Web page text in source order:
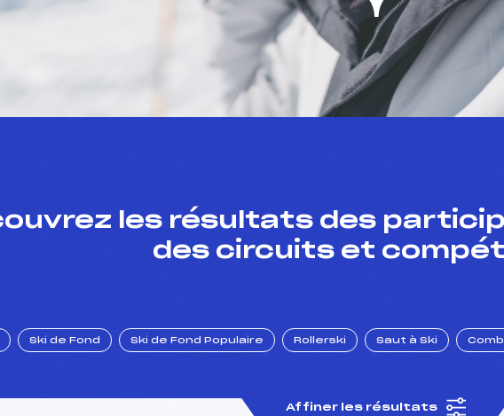
les résultats des
des circuits et
Ski de Fond Ski de Fond Populaire Rollerski Saut à Ski
Affiner les résultats